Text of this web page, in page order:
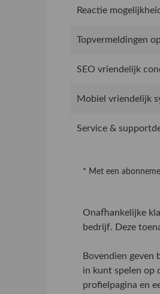
Reactie
Topvermeldingen
SEO vriendelijk
Mobiel vriendelijk
Service &
* Met een
Onafhankelijke
bedrijf. Deze
Bovendien
in kunt spelen op
profielpagina en